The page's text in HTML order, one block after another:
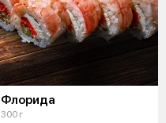
Флорида
300 г